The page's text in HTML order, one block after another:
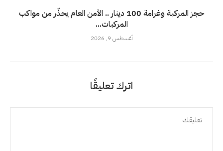
حجز المركبة وغرامة 100 دينار .. الأمن العام يحذّر من مواكب
المركبات...
أغسطس 9, 2026
اترك تعليقًا